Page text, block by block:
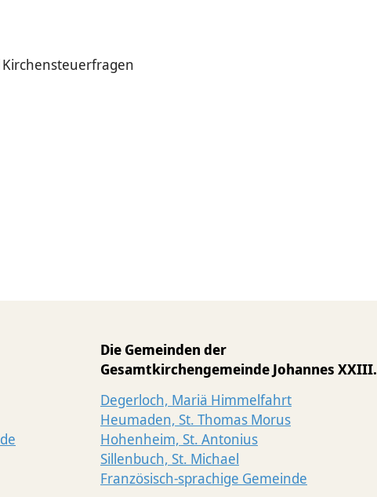
Die Gemeinden der
Gesamtkirchengemeinde Johannes XXIII.
Degerloch, Mariä Himmelfahrt
Heumaden, St. Thomas Morus
Hohenheim, St. Antonius
Sillenbuch, St. Michael
Französisch-sprachige Gemeinde